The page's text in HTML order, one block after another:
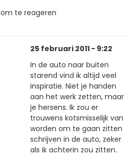
om te reageren
25 februari 2011 - 9:22
In de auto naar buiten
starend vind ik altijd veel
inspiratie. Niet je handen
aan het werk zetten, maar
je hersens. Ik zou er
trouwens kotsmisselijk van
worden om te gaan zitten
schrijven in de auto, zeker
als ik achterin zou zitten.